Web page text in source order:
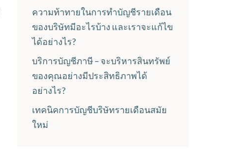
ความท้าทายในการทำบัญชีรายเดือน
ของบริษัทมีอะไรบ้าง และเราจะแก้ไข
ได้อย่างไร?
บริการบัญชีภาษี – จะบริหารสินทรัพย์
ของคุณอย่างมีประสิทธิภาพได้
อย่างไร?
เทคนิคการบัญชีบริษัทรายเดือนสมัย
ใหม่